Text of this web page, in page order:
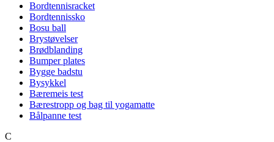
Bordtennisracket
Bordtennissko
Bosu ball
Brystøvelser
Brødblanding
Bumper plates
Bygge badstu
Bysykkel
Bæremeis test
Bærestropp og bag til yogamatte
Bålpanne test
C